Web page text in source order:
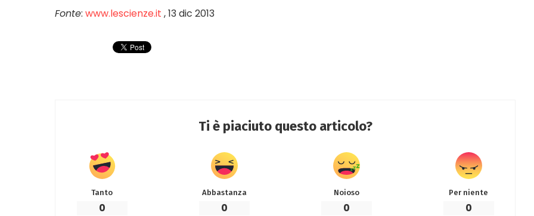
Fonte: www.lescienze.it , 13 dic 2013
Ti è piaciuto questo articolo?
Tanto
0
Abbastanza
0
Noioso
0
Per niente
0